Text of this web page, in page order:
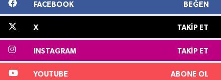
FACEBOOK BEĞEN
X TAKIP ET
INSTAGRAM TAKIP ET
YOUTUBE ABONE OL